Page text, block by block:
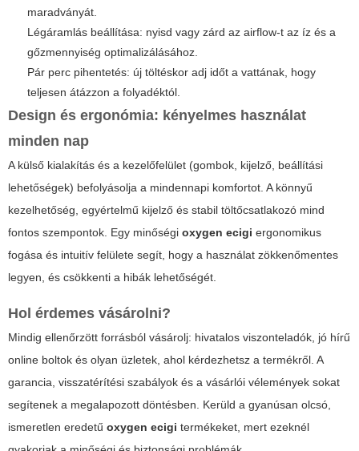
maradványát.
Légáramlás beállítása: nyisd vagy zárd az airflow-t az íz és a
gőzmennyiség optimalizálásához.
Pár perc pihentetés: új töltéskor adj időt a vattának, hogy
teljesen átázzon a folyadéktól.
Design és ergonómia: kényelmes használat
minden nap
A külső kialakítás és a kezelőfelület (gombok, kijelző, beállítási
lehetőségek) befolyásolja a mindennapi komfortot. A könnyű
kezelhetőség, egyértelmű kijelző és stabil töltőcsatlakozó mind
fontos szempontok. Egy minőségi oxygen ecigi ergonomikus
fogása és intuitív felülete segít, hogy a használat zökkenőmentes
legyen, és csökkenti a hibák lehetőségét.
Hol érdemes vásárolni?
Mindig ellenőrzött forrásból vásárolj: hivatalos viszonteladók, jó hírű
online boltok és olyan üzletek, ahol kérdezhetsz a termékről. A
garancia, visszatérítési szabályok és a vásárlói vélemények sokat
segítenek a megalapozott döntésben. Kerüld a gyanúsan olcsó,
ismeretlen eredetű oxygen ecigi termékeket, mert ezeknél